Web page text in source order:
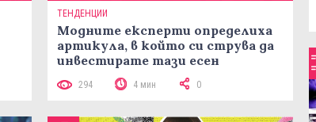
ТЕНДЕНЦИИ
Модните експерти определиха
артикула, в който си струва да
инвестирате тази есен
294 4 мин 0